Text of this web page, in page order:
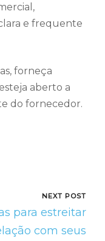
e frequente
forneça
aberto a
do fornecedor.
NEXT POST
para estreitar
com seus